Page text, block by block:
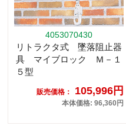
4053070430
リトラクタ式 墜落阻止器
具 マイブロック Ｍ－１
５型
販売価格： 105,996円
本体価格: 96,360円